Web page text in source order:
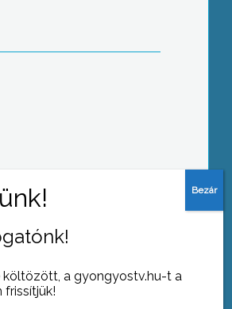
az archívumra
költözött, a gyongyostv.hu-t a
frissítjük!